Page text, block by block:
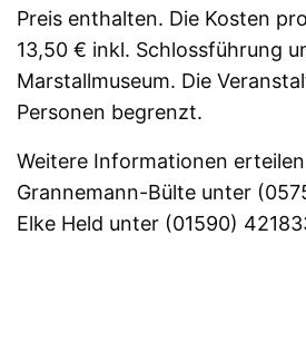
Preis enthalten. Die Kosten
13,50 € inkl. Schlossführung
Marstallmuseum. Die
Personen begrenzt.
Weitere Informationen
Grannemann-Bülte unter
Elke Held unter (01590)